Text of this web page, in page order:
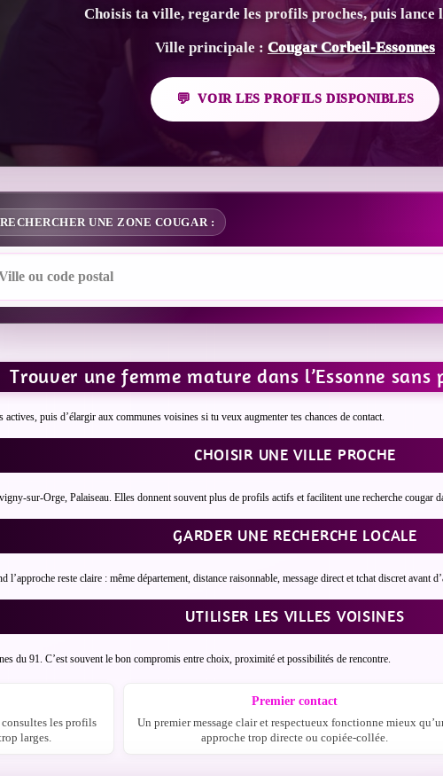
Choisis ta ville, regarde les profils proches, puis lance
Ville principale : Cougar Corbeil-Essonnes
VOIR LES PROFILS DISPONIBLES
RECHERCHER UNE ZONE COUGAR :
Trouver une femme mature dans l’Essonne
puis d’élargir aux communes voisines si tu veux augmenter tes chances de contact.
CHOISIR UNE VILLE PROCHE
sur-Orge, Palaiseau. Elles donnent souvent plus de profils actifs et facilitent une recherche cougar
GARDER UNE RECHERCHE LOCALE
reste claire : même département, distance raisonnable, message direct et tchat discret avant
UTILISER LES VILLES VOISINES
du 91. C’est souvent le bon compromis entre choix, proximité et possibilités de rencontre.
les profils
larges.
Premier contact
Un premier message clair et respectueux fonctionne mieux
approche trop directe ou copiée-collée.